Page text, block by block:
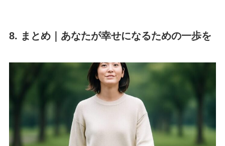
8. まとめ｜あなたが幸せになるための一歩を